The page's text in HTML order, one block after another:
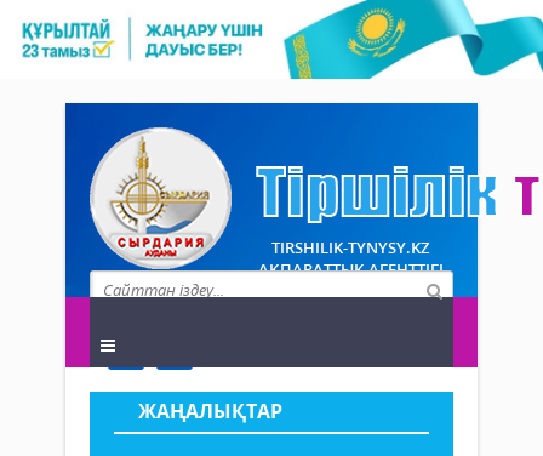
TIRSHILIK-TYNYSY.KZ
АҚПАРАТТЫҚ АГЕНТТІГІ
ЖАҢАЛЫҚТАР